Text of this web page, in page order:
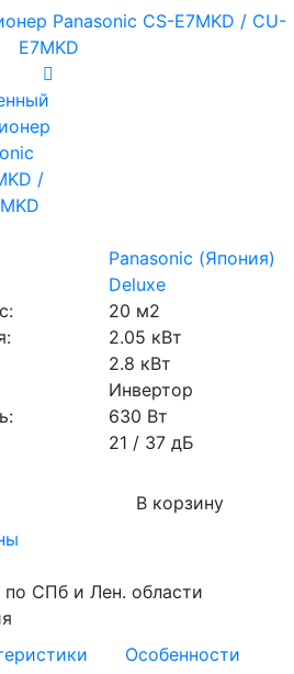
Panasonic (Япония)
Deluxe
20 м2
2.05 кВт
2.8 кВт
Инвертор
630 Вт
21 / 37 дБ
В корзину
по СПб и Лен. области
Особенности